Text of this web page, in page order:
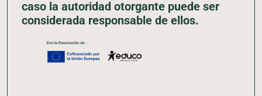
caso la autoridad otorgante puede ser
considerada responsable de ellos.